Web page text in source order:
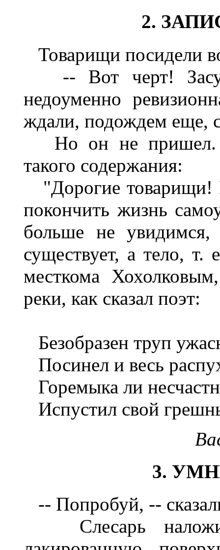
2.
Товарищи посидели
-- Вот черт!
недоуменно
ждали, подождем еще,
Но он не пришел.
такого содержания:
"Дорогие товарищи!
покончить жизнь
больше не
существует, а тело, т.
месткома
реки, как сказал поэт:
Безобразен труп
Посинел и весь
Горемыка ли
Испустил свой
3.
-- Попробуй, --
Слесарь